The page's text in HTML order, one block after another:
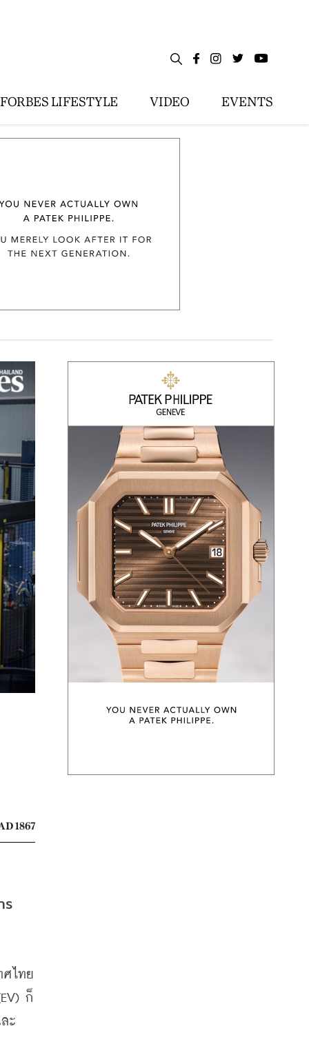
FORBES LIFESTYLE VIDEO EVENTS
1867
ร
ศไทย
ก็
ะ